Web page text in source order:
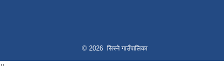
© 2026 सिस्ने गाउँपालिका